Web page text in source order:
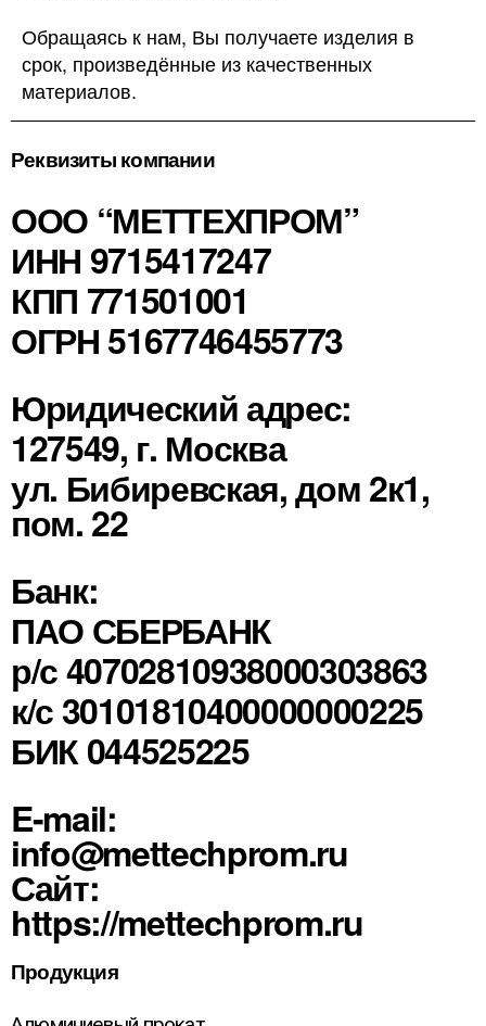
Обращаясь к нам, Вы получаете изделия в
срок, произведённые из качественных
материалов.
Реквизиты компании
ООО “МЕТТЕХПРОМ”
ИНН 9715417247
КПП 771501001
ОГРН 5167746455773
Юридический адрес:
127549, г. Москва
ул. Бибиревская, дом 2к1,
пом. 22
Банк:
ПАО СБЕРБАНК
р/с 40702810938000303863
к/с 30101810400000000225
БИК 044525225
E-mail:
info@mettechprom.ru
Сайт:
https://mettechprom.ru
Продукция